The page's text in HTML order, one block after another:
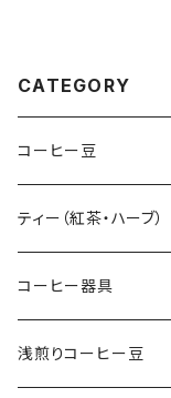
CATEGORY
コーヒー豆
おためしコーヒーセッ
ギフト
ストレート
ティー（紅茶・ハーブ）
紅茶
ハーブ
コーヒー器具
ペーパーフィルター
浅煎りコーヒー豆